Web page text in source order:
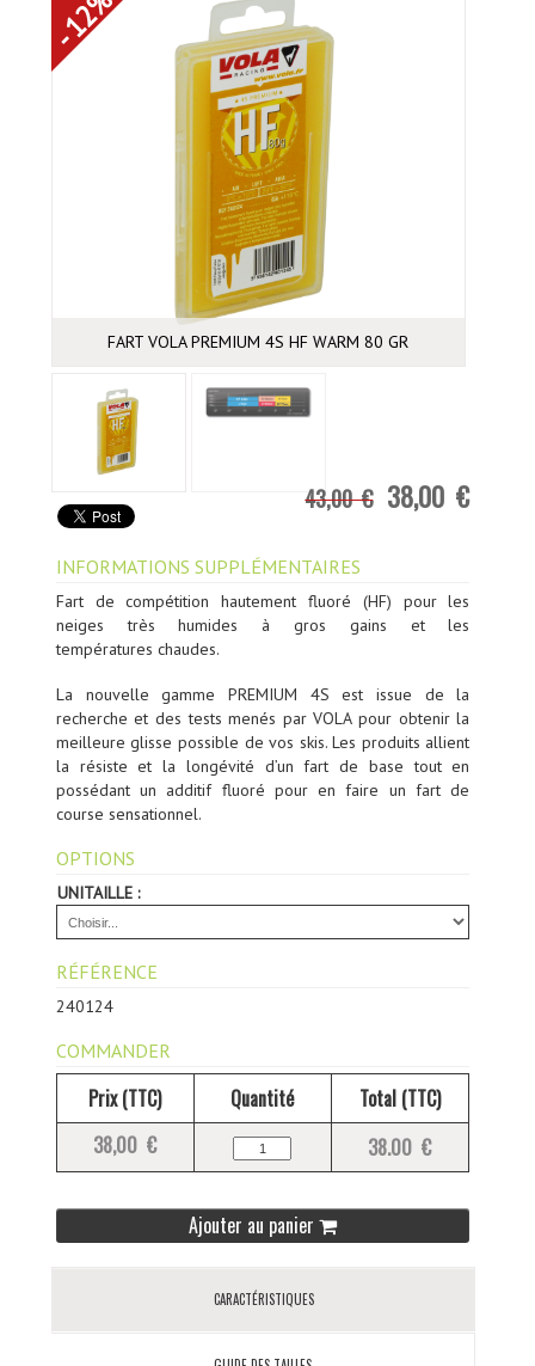
LIENS UTILES
CONTACTEZ-NOUS
LOCATION DE SKI
- 12%
FART VOLA PREMIUM 4S HF WARM 80 GR
43,00 € 38,00 €
INFORMATIONS SUPPLÉMENTAIRES
Fart de compétition hautement fluoré (HF) pour les
neiges très humides à gros gains et les
températures chaudes.
La nouvelle gamme PREMIUM 4S est issue de la
recherche et des tests menés par VOLA pour obtenir la
meilleure glisse possible de vos skis. Les produits allient
la résiste et la longévité d’un fart de base tout en
possédant un additif fluoré pour en faire un fart de
course sensationnel.
OPTIONS
UNITAILLE :
RÉFÉRENCE
240124
COMMANDER
Prix (TTC) Quantité
Total (TTC)
38,00 €
38.00 €
Ajouter au panier
CARACTÉRISTIQUES